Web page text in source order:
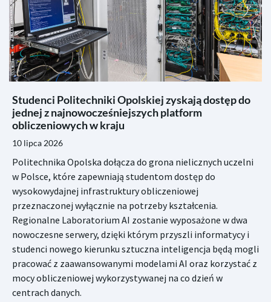
Studenci Politechniki Opolskiej zyskają dostęp do
jednej z najnowocześniejszych platform
obliczeniowych w kraju
10 lipca 2026
Politechnika Opolska dołącza do grona nielicznych uczelni
w Polsce, które zapewniają studentom dostęp do
wysokowydajnej infrastruktury obliczeniowej
przeznaczonej wyłącznie na potrzeby kształcenia.
Regionalne Laboratorium AI zostanie wyposażone w dwa
nowoczesne serwery, dzięki którym przyszli informatycy i
studenci nowego kierunku sztuczna inteligencja będą mogli
pracować z zaawansowanymi modelami AI oraz korzystać z
mocy obliczeniowej wykorzystywanej na co dzień w
centrach danych.